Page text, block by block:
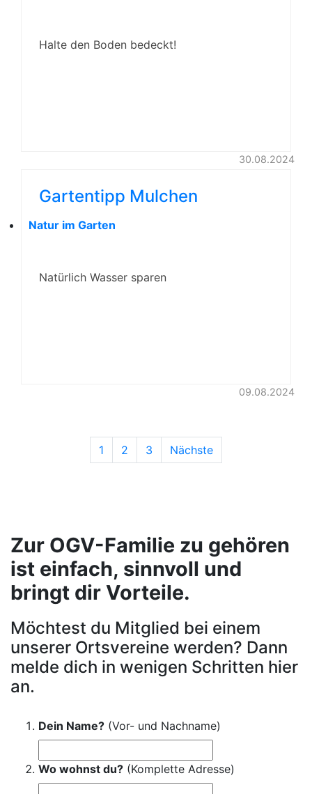
Halte den Boden bedeckt!
30.08.2024
Gartentipp Mulchen
Natur im Garten
Natürlich Wasser sparen
09.08.2024
1 2 3 Nächste
Zur OGV-Familie zu gehören
ist einfach, sinnvoll und
bringt dir Vorteile.
Möchtest du Mitglied bei einem
unserer Ortsvereine werden? Dann
melde dich in wenigen Schritten hier
an.
Dein Name? (Vor- und Nachname)
Wo wohnst du? (Komplette Adresse)